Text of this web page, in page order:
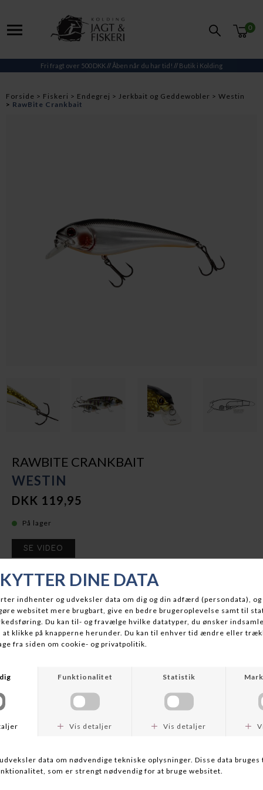
0
Fri fragt over 500 DKK// Åben når du har tid! // Butik i Kolding
Forside Fiskeri Endegrej Jerkbait og Geddewobler
Westin
RawBite Crankbait
RAWBITE CRANKBAIT
WESTIN
DKK 119,95
På lager
SE VIDEO
gedder, sandart og andre rovfisk.
bevæger sig til halen for at hjælpe med lange kast og lægger sig
tilbage i maven, når den begynder at fiske, for at give den en